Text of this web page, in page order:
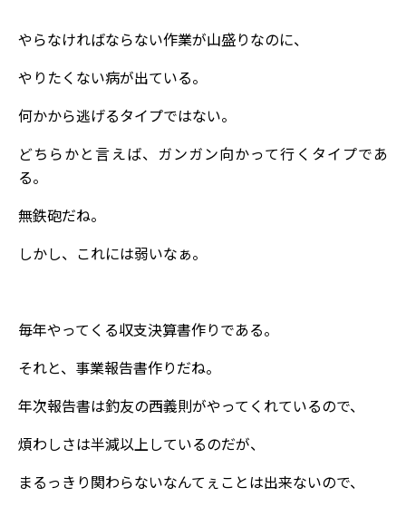
やらなければならない作業が山盛りなのに、
やりたくない病が出ている。
何かから逃げるタイプではない。
どちらかと言えば、ガンガン向かって行くタイプであ
る。
無鉄砲だね。
しかし、これには弱いなぁ。
毎年やってくる収支決算書作りである。
それと、事業報告書作りだね。
年次報告書は釣友の西義則がやってくれているので、
煩わしさは半減以上しているのだが、
まるっきり関わらないなんてぇことは出来ないので、